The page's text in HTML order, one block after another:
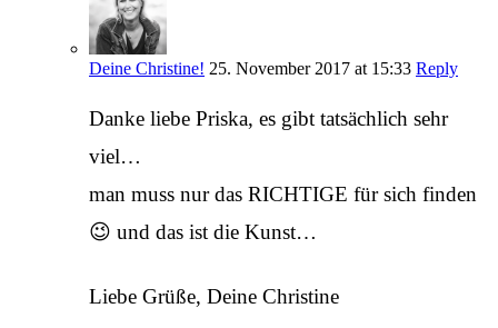
Deine Christine! 25. November 2017 at 15:33 Reply
Danke liebe Priska, es gibt tatsächlich sehr
viel…
man muss nur das RICHTIGE für sich finden
😉 und das ist die Kunst…
Liebe Grüße, Deine Christine